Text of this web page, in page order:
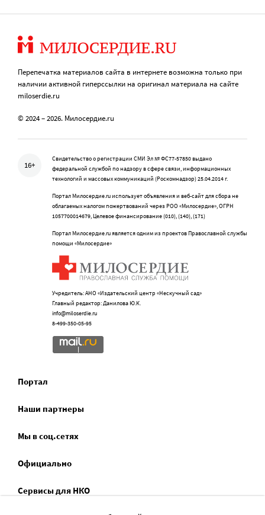
Перепечатка материалов сайта в интернете возможна только при
наличии активной гиперссылки на оригинал материала на сайте
miloserdie.ru
© 2024 – 2026. Милосердие.ru
16+
Свидетельство о регистрации СМИ Эл № ФС77-57850 выдано
федеральной службой по надзору в сфере связи, информационных
технологий и массовых коммуникаций (Роскомнадзор) 25.04.2014 г.
Портал Милосердие.ru использует объявления и веб-сайт для сбора не
облагаемых налогом пожертвований через РОО «Милосердие», ОГРН
1057700014679, Целевое финансирование (010), (140), (171)
Портал Милосердие.ru является одним из проектов Православной службы
помощи «Милосердие»
Учредитель: АНО «Издательский центр «Нескучный сад»
Главный редактор: Данилова Ю.К.
info@miloserdie.ru
8-499-350-05-95
Портал
Наши партнеры
Мы в соц.сетях
Официально
Сервисы для НКО